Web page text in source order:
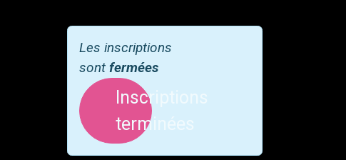
Les inscriptions
sont fermées
Inscriptions
terminées